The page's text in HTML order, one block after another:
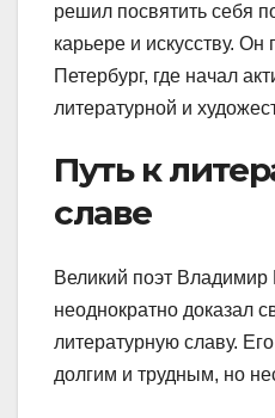
решил посвятить себя
карьере и искусству.
Петербург, где начал
литературной и
Путь к
славе
Великий поэт Владимир
неоднократно доказал
литературную славу.
долгим и трудным, но